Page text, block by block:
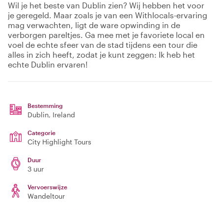
Wil je het beste van Dublin zien? Wij hebben het voor
je geregeld. Maar zoals je van een Withlocals-ervaring
mag verwachten, ligt de ware opwinding in de
verborgen pareltjes. Ga mee met je favoriete local en
voel de echte sfeer van de stad tijdens een tour die
alles in zich heeft, zodat je kunt zeggen: Ik heb het
echte Dublin ervaren!
Bestemming
Dublin, Ireland
Categorie
City Highlight Tours
Duur
3 uur
Vervoerswijze
Wandeltour